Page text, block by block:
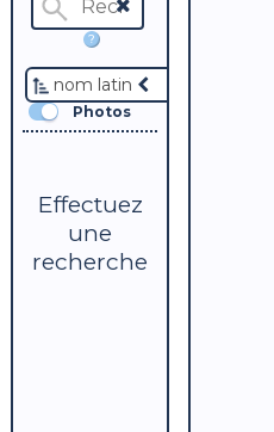
?
nom latin
Photos
Effectuez
une
recherche